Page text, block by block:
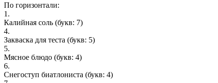
По горизонтали:
1.
Калийная соль (букв: 7)
4.
Закваска для теста (букв: 5)
5.
Мясное блюдо (букв: 4)
6.
Снегоступ биатлониста (букв: 4)